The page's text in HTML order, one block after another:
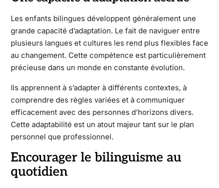
Les enfants bilingues développent généralement une
grande capacité d’adaptation. Le fait de naviguer entre
plusieurs langues et cultures les rend plus flexibles face
au changement. Cette compétence est particulièrement
précieuse dans un monde en constante évolution.
Ils apprennent à s’adapter à différents contextes, à
comprendre des règles variées et à communiquer
efficacement avec des personnes d’horizons divers.
Cette adaptabilité est un atout majeur tant sur le plan
personnel que professionnel.
Encourager le bilinguisme au
quotidien